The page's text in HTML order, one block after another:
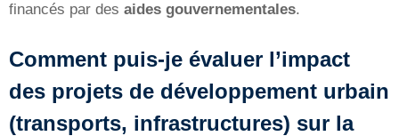
financés par des aides gouvernementales.
Comment puis-je évaluer l’impact
des projets de développement urbain
(transports, infrastructures) sur la